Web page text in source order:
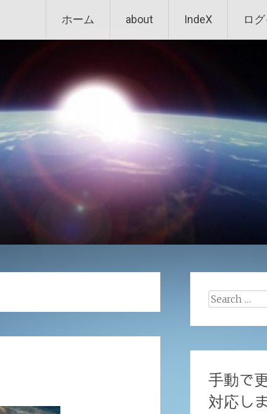
to
ホーム about IndeX ロ
Search
手動で
対応し